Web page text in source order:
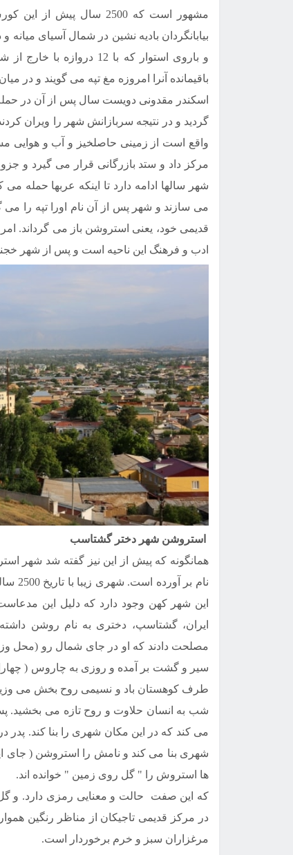
مشهور است که 2500 سال
بیابانگردان بادیه نشین در شمال آسیای
و باروی استوار که با
باقیمانده آنرا امروزه مغ تپه می گویند و در
اسکندر مقدونی دویست سال پس از آن در
گردید و در نتیجه سربازانش شهر را ویران
واقع است از زمینی حاصلخیز و آب و هوایی
مرکز داد و ستد بازرگانی قرار می گیرد و
شهر سالها ادامه دارد تا اینکه عربها حمله
قدیمی خود، یعنی استروشن باز می گرداند.
ادب و فرهنگ این ناحیه است و پس از شهر
استروشن شهر دختر گشتاسب
همانگونه که پیش از این نیز گفته شد شهر
نام
این شهر کهن وجود دارد که دلیل این
ایران، گشتاسپ، دختری به نام روشن
مصلحت دادند که او در جای شمال رو (محل
سیر و گشت بر آمده و روزی به چاروس (
طرف کوهستان باد و نسیمی روح بخش می
شب به انسان حلاوت و روح تازه می بخشید.
می کند که در این مکان شهری را بنا کند.
شهری بنا می کند و نامش را استروشن ( جای
ها استروش را " گل روی زمین " خوانده اند.
که این صفت حالت و معنایی رمزی دارد. و
در مرکز قدیمی تاجیکان از مناظر رنگین
مرغزاران سبز و خرم برخوردار است.